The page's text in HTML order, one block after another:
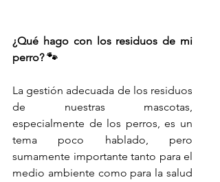
¿Qué hago con los residuos de mi
perro? 🐾
La gestión adecuada de los residuos
de nuestras mascotas,
especialmente de los perros, es un
tema poco hablado, pero
sumamente importante tanto para el
medio ambiente como para la salud